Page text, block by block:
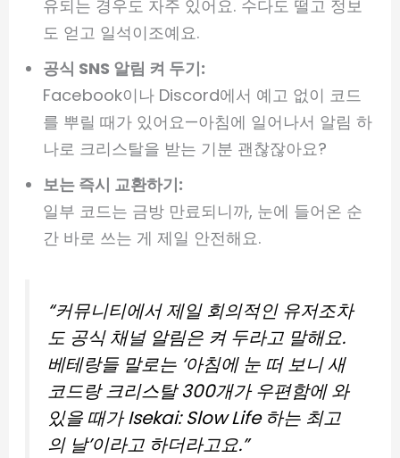
유되는 경우도 자주 있어요. 수다도 떨고 정보
도 얻고 일석이조예요.
공식 SNS 알림 켜 두기:
Facebook이나 Discord에서 예고 없이 코드
를 뿌릴 때가 있어요—아침에 일어나서 알림 하
나로 크리스탈을 받는 기분 괜찮잖아요?
보는 즉시 교환하기:
일부 코드는 금방 만료되니까, 눈에 들어온 순
간 바로 쓰는 게 제일 안전해요.
“커뮤니티에서 제일 회의적인 유저조차
도 공식 채널 알림은 켜 두라고 말해요.
베테랑들 말로는 ‘아침에 눈 떠 보니 새
코드랑 크리스탈 300개가 우편함에 와
있을 때가 Isekai: Slow Life 하는 최고
의 날’이라고 하더라고요.”